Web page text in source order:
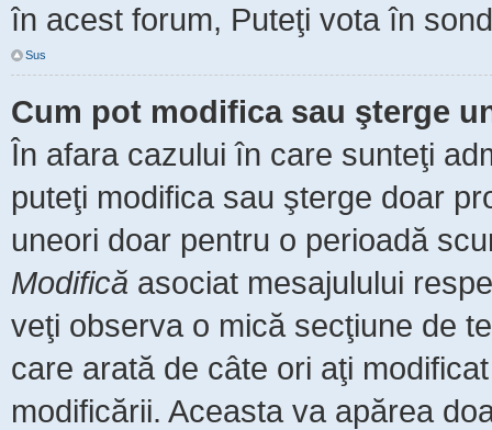
în acest forum, Puteţi vota în
Sus
Cum pot modifica sau şterge
În afara cazului în care sunteţi
puteţi modifica sau şterge doar
uneori doar pentru o perioadă
Modifică asociat mesajulului
veţi observa o mică secţiune de
care arată de câte ori aţi
modificării. Aceasta va apărea